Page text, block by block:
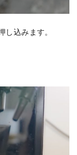
込みます。